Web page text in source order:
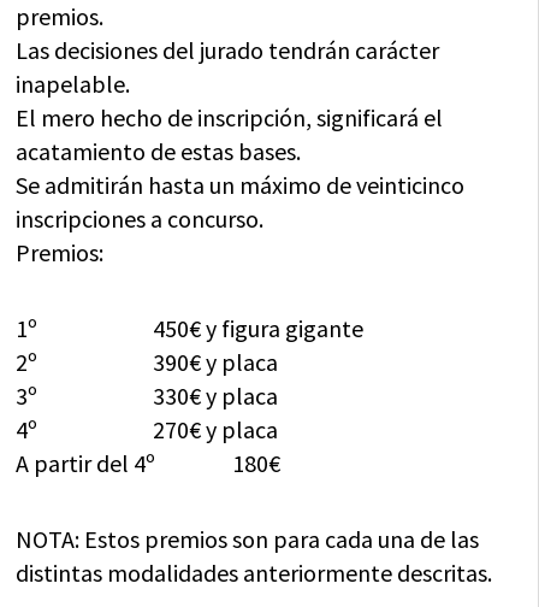
premios.
Las decisiones del jurado tendrán carácter
inapelable.
El mero hecho de inscripción, significará el
acatamiento de estas bases.
Se admitirán hasta un máximo de veinticinco
inscripciones a concurso.
Premios:
1º 450€ y figura gigante
2º 390€ y placa
3º 330€ y placa
4º 270€ y placa
A partir del 4º 180€
NOTA: Estos premios son para cada una de las
distintas modalidades anteriormente descritas.